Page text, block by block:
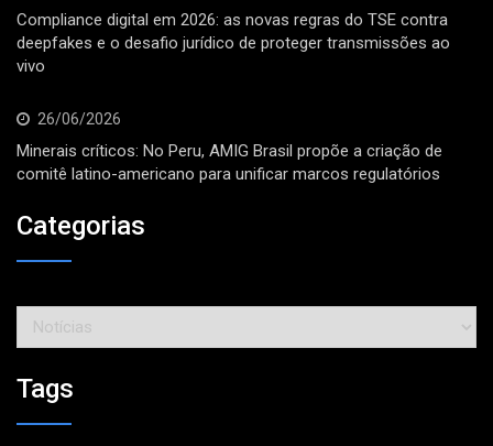
Compliance digital em 2026: as novas regras do TSE contra
deepfakes e o desafio jurídico de proteger transmissões ao
vivo
26/06/2026
Minerais críticos: No Peru, AMIG Brasil propõe a criação de
comitê latino-americano para unificar marcos regulatórios
Categorias
Categorias
Tags